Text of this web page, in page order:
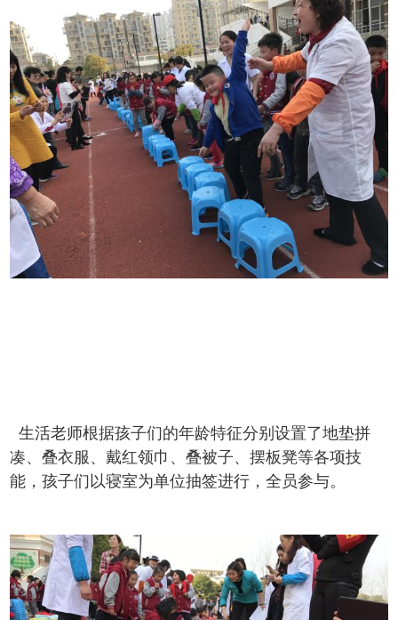
生活老师根据孩子们的年龄特征分别设置了地垫拼
凑、叠衣服、戴红领巾、叠被子、摆板凳等各项技
能，孩子们以寝室为单位抽签进行，全员参与。